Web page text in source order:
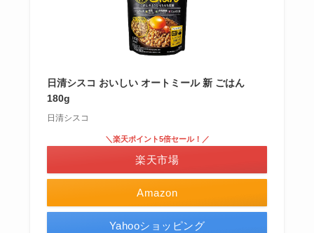
日清シスコ おいしい オートミール 新 ごはん
180g
日清シスコ
Amazon
＼楽天ポイント5倍セール！／
楽天市場
Yahooショッピング